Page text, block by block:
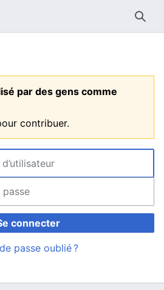
par des gens comme
contribuer.
connecter
passe oublié ?